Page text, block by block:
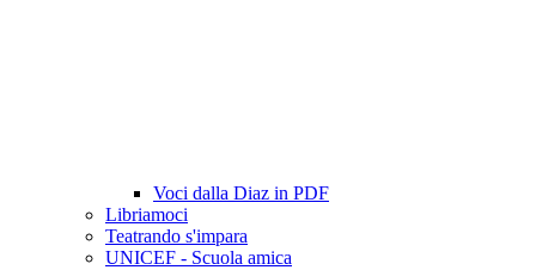
Voci dalla Diaz in PDF
Libriamoci
Teatrando s'impara
UNICEF - Scuola amica